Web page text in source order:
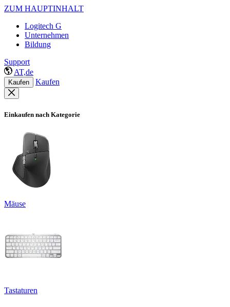
ZUM HAUPTINHALT
Logitech G
Unternehmen
Bildung
Support
AT,de
Kaufen Kaufen
Einkaufen nach Kategorie
Mäuse
Tastaturen